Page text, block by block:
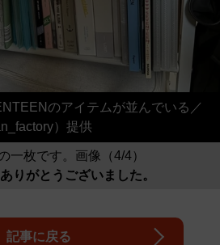
のアイテムが並んでいる／
）提供
一枚です。画像（4/4）
りがとうございました。
記事に戻る